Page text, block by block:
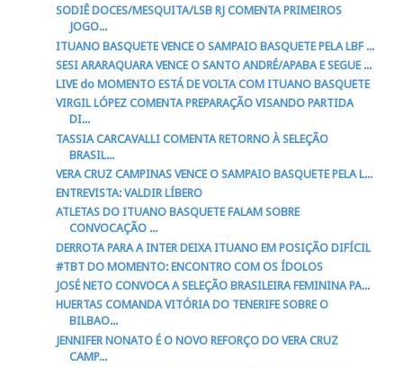
SODIÊ DOCES/MESQUITA/LSB RJ COMENTA PRIMEIROS
JOGO...
ITUANO BASQUETE VENCE O SAMPAIO BASQUETE PELA LBF ...
SESI ARARAQUARA VENCE O SANTO ANDRÉ/APABA E SEGUE ...
LIVE do MOMENTO ESTÁ DE VOLTA COM ITUANO BASQUETE
VIRGIL LÓPEZ COMENTA PREPARAÇÃO VISANDO PARTIDA
DI...
TASSIA CARCAVALLI COMENTA RETORNO À SELEÇÃO
BRASIL...
VERA CRUZ CAMPINAS VENCE O SAMPAIO BASQUETE PELA L...
ENTREVISTA: VALDIR LÍBERO
ATLETAS DO ITUANO BASQUETE FALAM SOBRE
CONVOCAÇÃO ...
DERROTA PARA A INTER DEIXA ITUANO EM POSIÇÃO DIFÍCIL
#TBT DO MOMENTO: ENCONTRO COM OS ÍDOLOS
JOSÉ NETO CONVOCA A SELEÇÃO BRASILEIRA FEMININA PA...
HUERTAS COMANDA VITÓRIA DO TENERIFE SOBRE O
BILBAO...
JENNIFER NONATO É O NOVO REFORÇO DO VERA CRUZ
CAMP...